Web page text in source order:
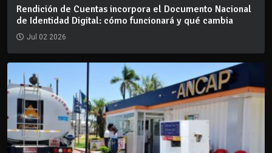
Rendición de Cuentas incorpora el Documento Nacional
de Identidad Digital: cómo funcionará y qué cambia
Jul 02 2026